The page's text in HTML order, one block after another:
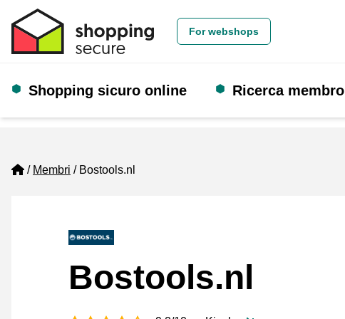
For webshops
Shopping sicuro online Ricerca membro
Home
Membri Bostools.nl
Bostools.nl